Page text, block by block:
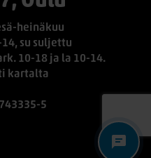
heinäkuu
su suljettu
10-18 ja la 10-14.
kartalta
5